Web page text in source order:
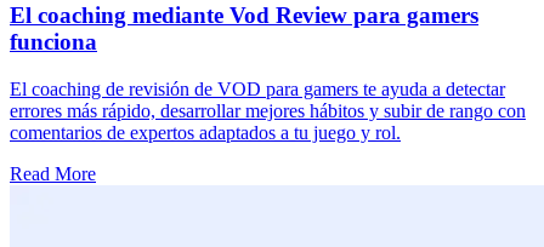
El coaching mediante Vod Review para gamers
funciona
El coaching de revisión de VOD para gamers te ayuda a detectar
errores más rápido, desarrollar mejores hábitos y subir de rango con
comentarios de expertos adaptados a tu juego y rol.
Read More